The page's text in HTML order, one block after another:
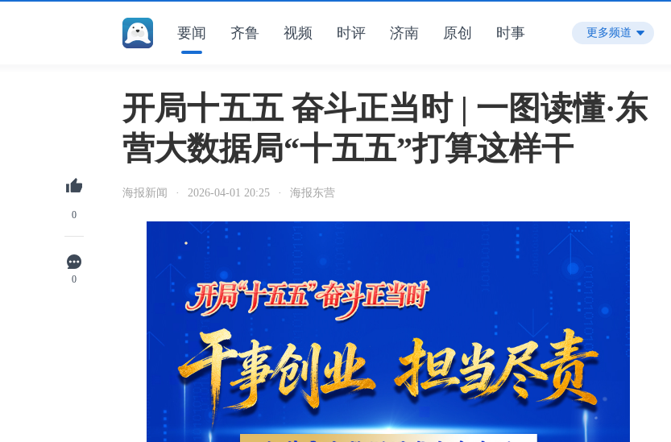
要闻 齐鲁 视频 时评 济南 原创 时事 更多频道
0
0
开局十五五 奋斗正当时 | 一图读懂·东
营大数据局“十五五”打算这样干
海报新闻 · 2026-04-01 20:25 · 海报东营